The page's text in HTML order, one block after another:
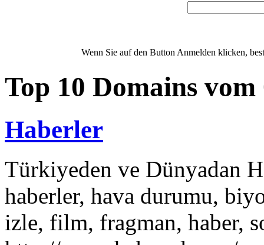
Wenn Sie auf den Button Anmelden klicken,
Top 10 Domains vom
Haberler
Türkiyeden ve Dünyadan
haberler, hava durumu,
izle, film, fragman, haber,